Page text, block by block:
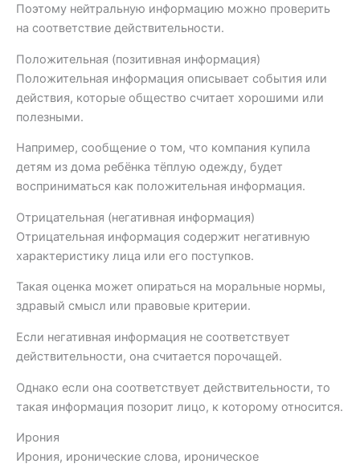
Поэтому нейтральную информацию можно проверить
на соответствие действительности.
Положительная (позитивная информация)
Положительная информация описывает события или
действия, которые общество считает хорошими или
полезными.
Например, сообщение о том, что компания купила
детям из дома ребёнка тёплую одежду, будет
восприниматься как положительная информация.
Отрицательная (негативная информация)
Отрицательная информация содержит негативную
характеристику лица или его поступков.
Такая оценка может опираться на моральные нормы,
здравый смысл или правовые критерии.
Если негативная информация не соответствует
действительности, она считается порочащей.
Однако если она соответствует действительности, то
такая информация позорит лицо, к которому относится.
Ирония
Ирония, иронические слова, ироническое